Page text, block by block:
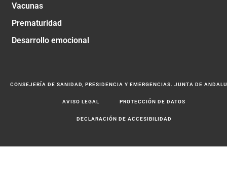
Vacunas
Prematuridad
Desarrollo emocional
CONSEJERÍA DE SANIDAD, PRESIDENCIA Y EMERGENCIAS. JUNTA DE
AVISO LEGAL PROTECCIÓN DE DATOS
DECLARACIÓN DE ACCESIBILIDAD